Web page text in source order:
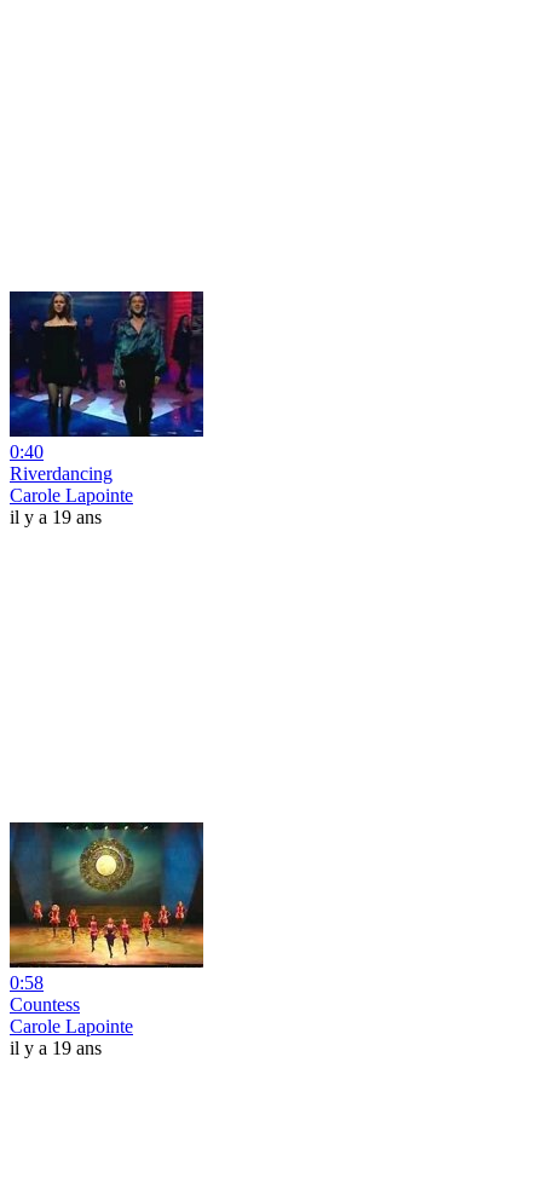
0:40
Riverdancing
Carole Lapointe
il y a 19 ans
0:58
Countess
Carole Lapointe
il y a 19 ans